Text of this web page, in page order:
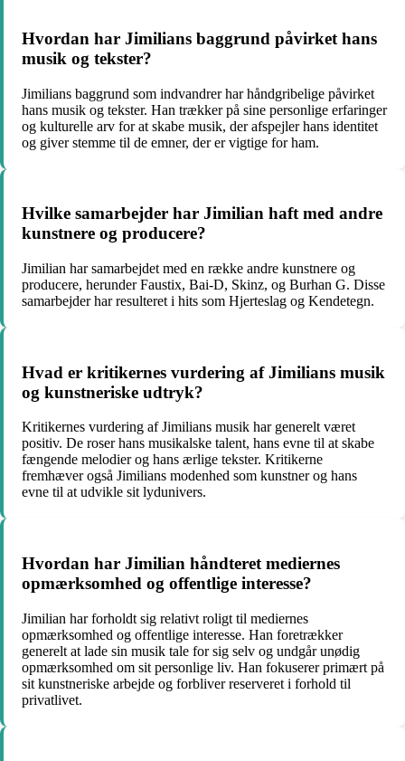
Hvordan har Jimilians baggrund påvirket hans
musik og tekster?
Jimilians baggrund som indvandrer har håndgribelige påvirket
hans musik og tekster. Han trækker på sine personlige erfaringer
og kulturelle arv for at skabe musik, der afspejler hans identitet
og giver stemme til de emner, der er vigtige for ham.
Hvilke samarbejder har Jimilian haft med andre
kunstnere og producere?
Jimilian har samarbejdet med en række andre kunstnere og
producere, herunder Faustix, Bai-D, Skinz, og Burhan G. Disse
samarbejder har resulteret i hits som Hjerteslag og Kendetegn.
Hvad er kritikernes vurdering af Jimilians musik
og kunstneriske udtryk?
Kritikernes vurdering af Jimilians musik har generelt været
positiv. De roser hans musikalske talent, hans evne til at skabe
fængende melodier og hans ærlige tekster. Kritikerne
fremhæver også Jimilians modenhed som kunstner og hans
evne til at udvikle sit lydunivers.
Hvordan har Jimilian håndteret mediernes
opmærksomhed og offentlige interesse?
Jimilian har forholdt sig relativt roligt til mediernes
opmærksomhed og offentlige interesse. Han foretrækker
generelt at lade sin musik tale for sig selv og undgår unødig
opmærksomhed om sit personlige liv. Han fokuserer primært på
sit kunstneriske arbejde og forbliver reserveret i forhold til
privatlivet.